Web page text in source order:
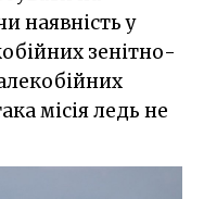
наявність у
зенітно-
місія ледь не